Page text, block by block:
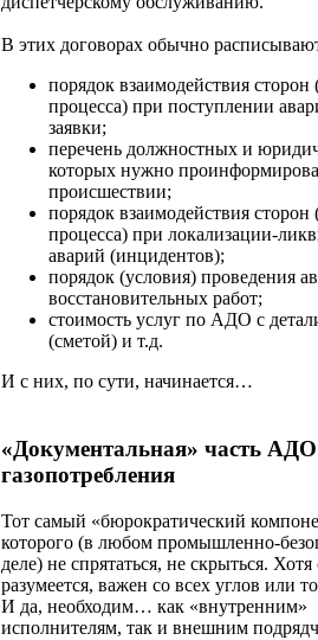
В этих договорах обычно
порядок взаимодействия сторон
процесса) при поступлении
заявки;
перечень должностных и
которых нужно
происшествии;
порядок взаимодействия сторон
процесса) при локализации-
аварий (инцидентов);
порядок (условия) проведения
восстановительных работ;
стоимость услуг по АДО с
(сметой) и т.д.
И с них, по сути, начинается…
«Документальная» часть АДО
газопотребления
Тот самый «бюрократический
которого (в любом промышленно-
деле) не спрятаться, не скрыться. Хотя
разумеется, важен со всех углов или
И да, необходим… как «внутренним»
исполнителям, так и внешним